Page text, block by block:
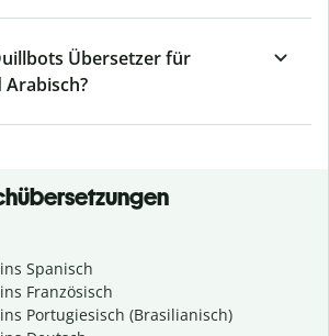
Übersetzer für
Arabisch?
Spanisch
Französisch
Portugiesisch (Brasilianisch)